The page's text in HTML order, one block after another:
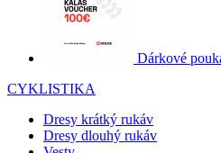
Dárkové
CYKLISTIKA
Dresy krátký rukáv
Dresy dlouhý rukáv